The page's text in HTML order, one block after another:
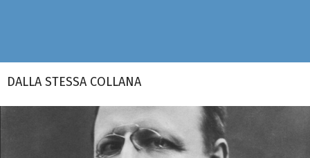
DALLA STESSA COLLANA